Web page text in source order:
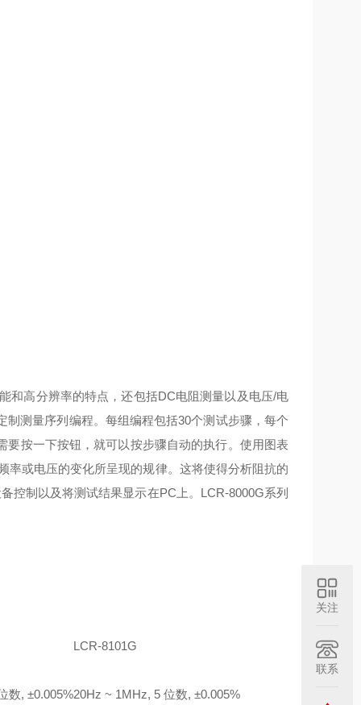
和高分辨率的特点，还包括DC电阻测量以及电压/电
测量序列编程。每组编程包括30个测试步骤，每个
按一下按钮，就可以按步骤自动的执行。使用图表
率或电压的变化所呈现的规律。这将使得分析阻抗的
控制以及将测试结果显示在PC上。LCR-8000G系列
LCR-8101G
数, ±0.005%20Hz ~ 1MHz, 5 位数, ±0.005%
关注
联系